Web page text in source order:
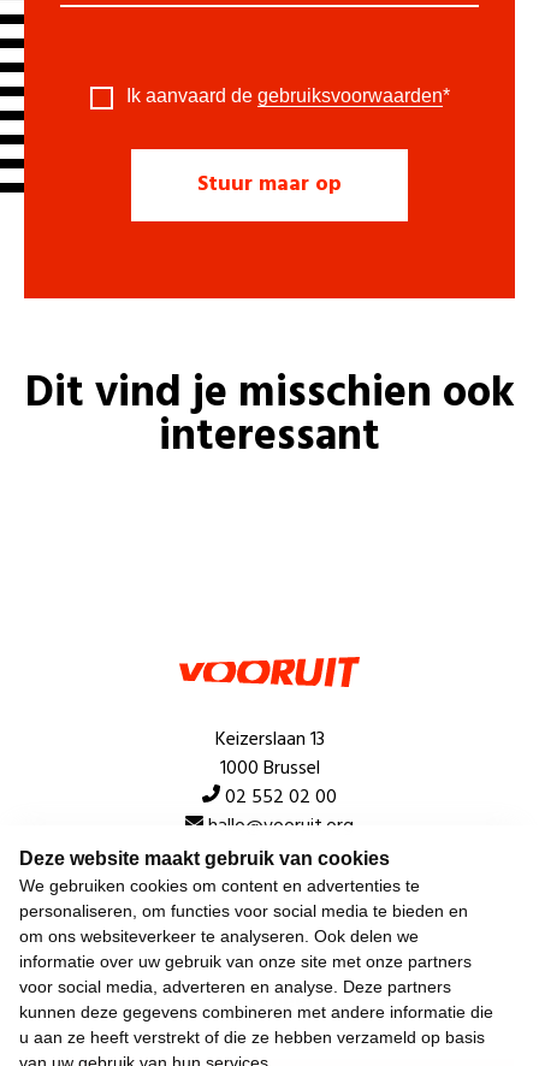
Deze website maakt gebruik van cookies
We gebruiken cookies om content en advertenties te
personaliseren, om functies voor social media te bieden en
om ons websiteverkeer te analyseren. Ook delen we
informatie over uw gebruik van onze site met onze partners
voor social media, adverteren en analyse. Deze partners
kunnen deze gegevens combineren met andere informatie die
u aan ze heeft verstrekt of die ze hebben verzameld op basis
Ik aanvaard de gebruiksvoorwaarden*
Dit vind je misschien ook
interessant
Keizerslaan 13
1000 Brussel
02 552 02 00
hallo@vooruit.org
Snel
Over de beweging
Algemeen